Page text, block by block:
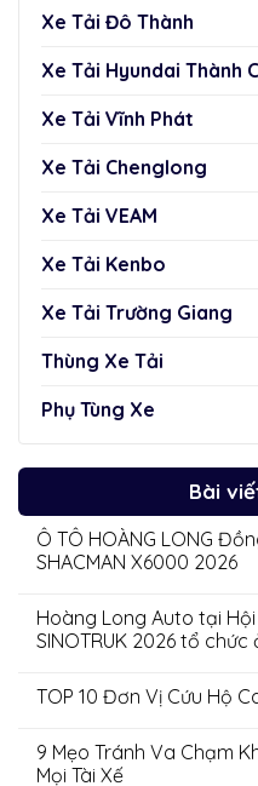
Xe Tải Đô Thành
Xe Tải Hyundai Thành
Xe Tải Vĩnh Phát
Xe Tải Chenglong
Xe Tải VEAM
Xe Tải Kenbo
Xe Tải Trường Giang
Thùng Xe Tải
Phụ Tùng Xe
Bài
Ô TÔ HOÀNG LONG
SHACMAN X6000 2026
Hoàng Long Auto tại
SINOTRUK 2026 tổ chức
TOP 10 Đơn Vị Cứu Hộ
9 Mẹo Tránh Va Chạm
Mọi Tài Xế